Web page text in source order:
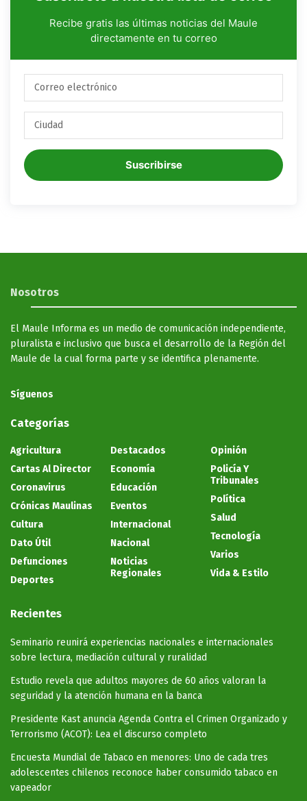
Recibe gratis las últimas noticias del Maule
directamente en tu correo
Suscribirse
Nosotros
El Maule Informa es un medio de comunicación independiente,
pluralista e inclusivo que busca el desarrollo de la Región del
Maule de la cual forma parte y se identifica plenamente.
Síguenos
Categorías
Agricultura
Cartas Al Director
Coronavirus
Crónicas Maulinas
Cultura
Dato Útil
Defunciones
Deportes
Destacados
Economía
Educación
Eventos
Internacional
Nacional
Noticias
Regionales
Opinión
Policía Y
Tribunales
Política
Salud
Tecnología
Varios
Vida & Estilo
Recientes
Seminario reunirá experiencias nacionales e internacionales
sobre lectura, mediación cultural y ruralidad
Estudio revela que adultos mayores de 60 años valoran la
seguridad y la atención humana en la banca
Presidente Kast anuncia Agenda Contra el Crimen Organizado y
Terrorismo (ACOT): Lea el discurso completo
Encuesta Mundial de Tabaco en menores: Uno de cada tres
adolescentes chilenos reconoce haber consumido tabaco en
vapeador